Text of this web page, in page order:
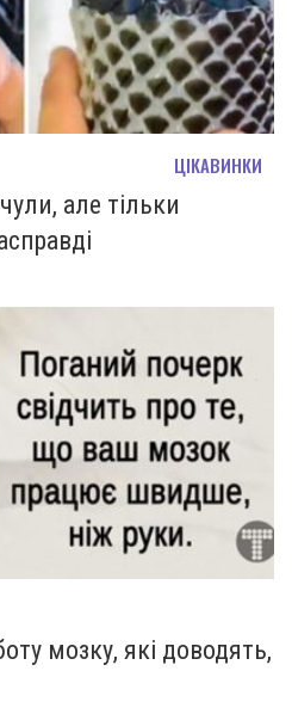
ЦІКАВИНКИ
але тільки
мозку, які доводять,